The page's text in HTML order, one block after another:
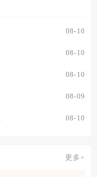
田地的基础，种植作
08-10
08-10
08-10
08-09
08-10
更多+